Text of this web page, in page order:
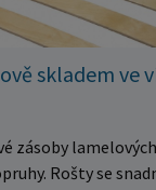
skladem ve
zásoby
Rošty se